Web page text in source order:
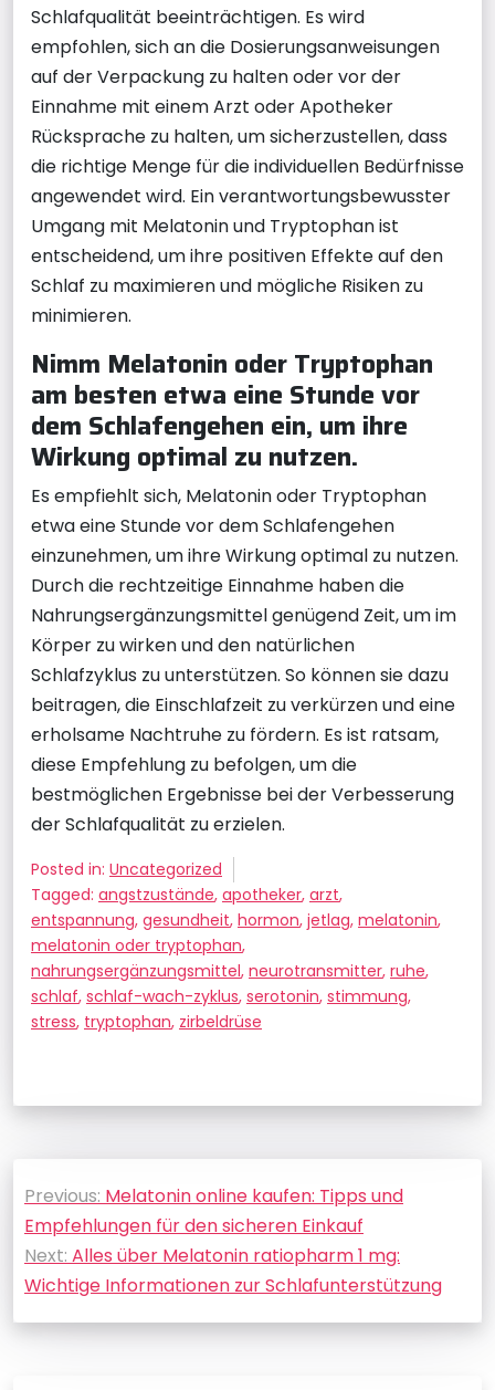
Schlafqualität beeinträchtigen. Es wird
empfohlen, sich an die Dosierungsanweisungen
auf der Verpackung zu halten oder vor der
Einnahme mit einem Arzt oder Apotheker
Rücksprache zu halten, um sicherzustellen, dass
die richtige Menge für die individuellen Bedürfnisse
angewendet wird. Ein verantwortungsbewusster
Umgang mit Melatonin und Tryptophan ist
entscheidend, um ihre positiven Effekte auf den
Schlaf zu maximieren und mögliche Risiken zu
minimieren.
Nimm Melatonin oder Tryptophan
am besten etwa eine Stunde vor
dem Schlafengehen ein, um ihre
Wirkung optimal zu nutzen.
Es empfiehlt sich, Melatonin oder Tryptophan
etwa eine Stunde vor dem Schlafengehen
einzunehmen, um ihre Wirkung optimal zu nutzen.
Durch die rechtzeitige Einnahme haben die
Nahrungsergänzungsmittel genügend Zeit, um im
Körper zu wirken und den natürlichen
Schlafzyklus zu unterstützen. So können sie dazu
beitragen, die Einschlafzeit zu verkürzen und eine
erholsame Nachtruhe zu fördern. Es ist ratsam,
diese Empfehlung zu befolgen, um die
bestmöglichen Ergebnisse bei der Verbesserung
der Schlafqualität zu erzielen.
Posted in: Uncategorized
Tagged: angstzustände, apotheker, arzt,
entspannung, gesundheit, hormon, jetlag, melatonin,
melatonin oder tryptophan,
nahrungsergänzungsmittel, neurotransmitter, ruhe,
schlaf, schlaf-wach-zyklus, serotonin, stimmung,
stress, tryptophan, zirbeldrüse
Beitragsnavigation
Previous: Melatonin online kaufen: Tipps und
Empfehlungen für den sicheren Einkauf
Next: Alles über Melatonin ratiopharm 1 mg:
Wichtige Informationen zur Schlafunterstützung